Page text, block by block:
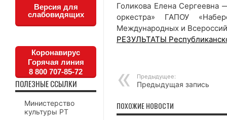
Голикова Елена Сергеевна
оркестра» ГАПОУ
Международных и
РЕЗУЛЬТАТЫ
Предыдущее:
Предыдущая запись
ПОХОЖИЕ НОВОСТИ
Версия для
слабовидящих
Коронавирус
Горячая линия
8 800 707-85-72
ПОЛЕЗНЫЕ ССЫЛКИ
Министерство
культуры РТ